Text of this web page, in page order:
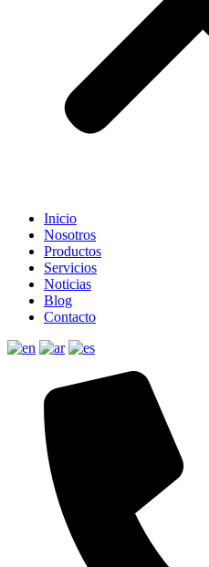
Inicio
Nosotros
Productos
Servicios
Noticias
Blog
Contacto